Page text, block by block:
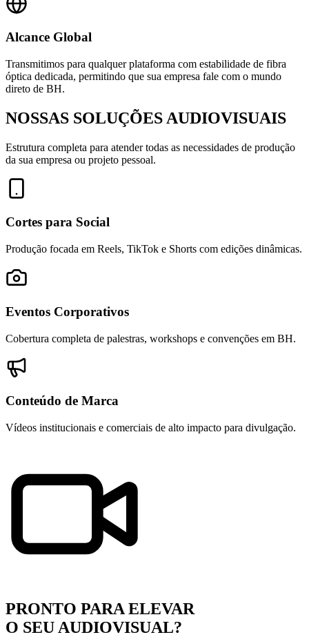
Alcance Global
Transmitimos para qualquer plataforma com estabilidade de fibra
óptica dedicada, permitindo que sua empresa fale com o mundo
direto de BH.
NOSSAS SOLUÇÕES AUDIOVISUAIS
Estrutura completa para atender todas as necessidades de produção
da sua empresa ou projeto pessoal.
Cortes para Social
Produção focada em Reels, TikTok e Shorts com edições dinâmicas.
Eventos Corporativos
Cobertura completa de palestras, workshops e convenções em BH.
Conteúdo de Marca
Vídeos institucionais e comerciais de alto impacto para divulgação.
PRONTO PARA ELEVAR
O SEU AUDIOVISUAL?